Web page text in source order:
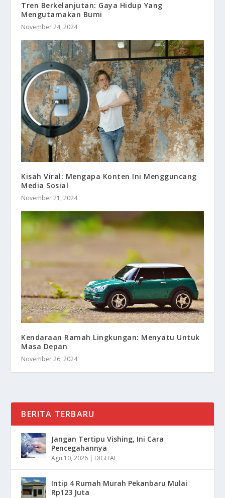
Tren Berkelanjutan: Gaya Hidup Yang
Mengutamakan Bumi
November 24, 2024
Kisah Viral: Mengapa Konten Ini Mengguncang
Media Sosial
November 21, 2024
Kendaraan Ramah Lingkungan: Menyatu Untuk
Masa Depan
November 26, 2024
BERITA TERBARU
Jangan Tertipu Vishing, Ini Cara
Pencegahannya
Agu 10, 2026 | DIGITAL
Intip 4 Rumah Murah Pekanbaru Mulai
Rp123 Juta